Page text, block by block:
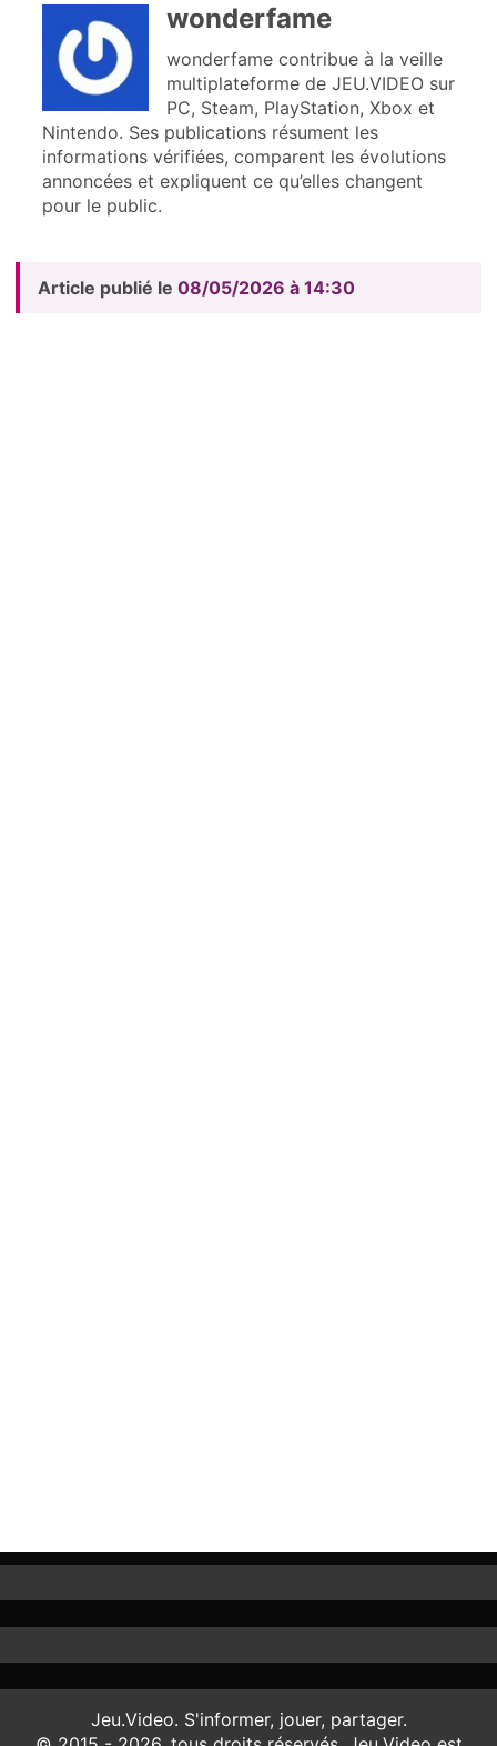
wonderfame
wonderfame contribue à la veille
multiplateforme de JEU.VIDEO sur
PC, Steam, PlayStation, Xbox et
Nintendo. Ses publications résument les
informations vérifiées, comparent les évolutions
annoncées et expliquent ce qu’elles changent
pour le public.
Article publié le 08/05/2026 à 14:30
Jeu.Video. S'informer, jouer, partager.